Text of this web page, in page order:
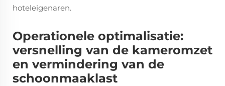
hoteleigenaren.
Operationele optimalisatie:
versnelling van de kameromzet
en vermindering van de
schoonmaaklast